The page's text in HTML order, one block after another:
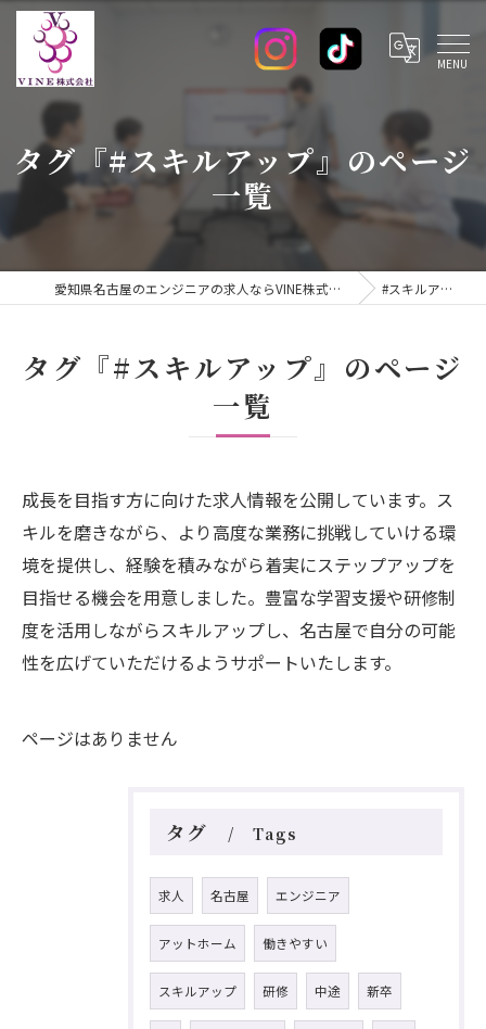
タグ『#スキルアップ』のページ
一覧
愛知県名古屋のエンジニアの求人ならVINE株式会社 #スキルアップ
タグ『#スキルアップ』のページ
一覧
成長を目指す方に向けた求人情報を公開しています。ス
キルを磨きながら、より高度な業務に挑戦していける環
境を提供し、経験を積みながら着実にステップアップを
目指せる機会を用意しました。豊富な学習支援や研修制
度を活用しながらスキルアップし、名古屋で自分の可能
性を広げていただけるようサポートいたします。
ページはありません
タグ Tags
求人 名古屋 エンジニア
アットホーム 働きやすい
スキルアップ 研修 中途 新卒